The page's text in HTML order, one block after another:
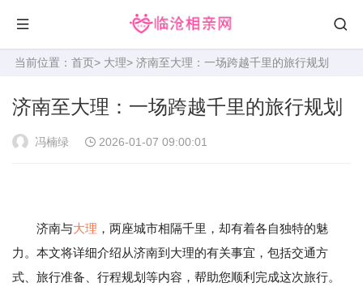
当前位置： 首页> 大理> 济南至大理：一场跨越千里的旅行规划
济南至大理：一场跨越千里的旅行规划
冯楠绿 2026-01-07 09:00:01
济南与大理 ，两座城市相隔千里，却有着各自独特的魅
力。本文将详细介绍从济南到大理的有关事宜，包括交通方
式、旅行准备、行程规划等内容，帮助您顺利完成这次旅行。